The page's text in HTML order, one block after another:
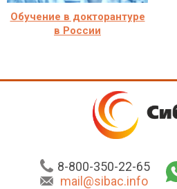
Обучение в докторантуре
в России
8-800-350-22-65
mail@sibac.info